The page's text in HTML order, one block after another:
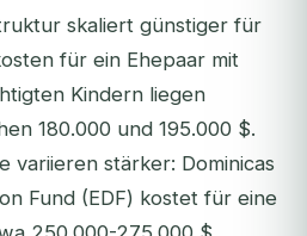
skaliert günstiger für
für ein Ehepaar mit
Kindern liegen
180.000 und 195.000 $.
variieren stärker: Dominicas
Fund (EDF) kostet für eine